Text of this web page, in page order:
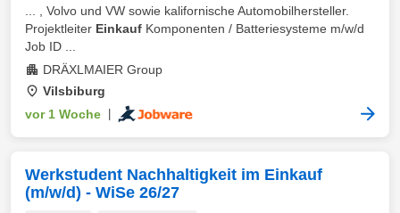
... , Volvo und VW sowie kalifornische Automobilhersteller.
Projektleiter Einkauf Komponenten / Batteriesysteme m/w/d
Job ID ...
DRÄXLMAIER Group
Vilsbiburg
vor 1 Woche
Werkstudent Nachhaltigkeit im Einkauf
(m/w/d) - WiSe 26/27